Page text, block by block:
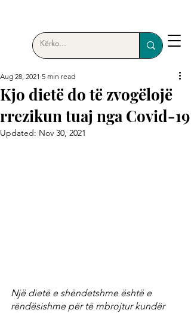
Kjo dietë do të zvogëlojë
rrezikun tuaj nga Covid-19
Aug 28, 2021 5 min read
Updated: Nov 30, 2021
Një dietë e shëndetshme është e
rëndësishme për të mbrojtur kundër